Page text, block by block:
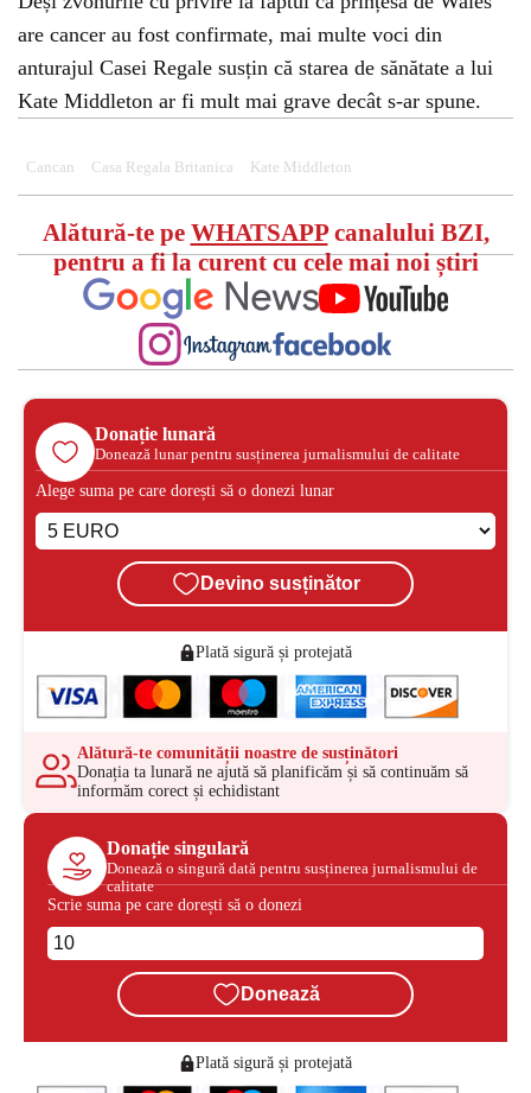
are cancer au fost confirmate, mai multe voci din
anturajul Casei Regale susțin că starea de sănătate a lui
Kate Middleton ar fi mult mai grave decât s-ar spune.
Cancan Casa Regala Britanica Kate Middleton
Alătură-te pe WHATSAPPcanalului BZI,
pentru a fi la curent cu cele mai noi știri
Donație lunară
Donează lunar pentru susținerea jurnalismului de calitate
Alege suma pe care dorești să o donezi lunar
Devino susținător
Plată sigură și protejată
Alătură-te comunității noastre de susținători
Donația ta lunară ne ajută să planificăm și să continuăm să
informăm corect și echidistant
Donație singulară
Donează o singură dată pentru susținerea jurnalismului de
calitate
Scrie suma pe care dorești să o donezi
Donează
Plată sigură și protejată